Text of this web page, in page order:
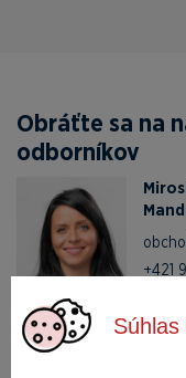
Obráťte sa na
odborníkov
+421